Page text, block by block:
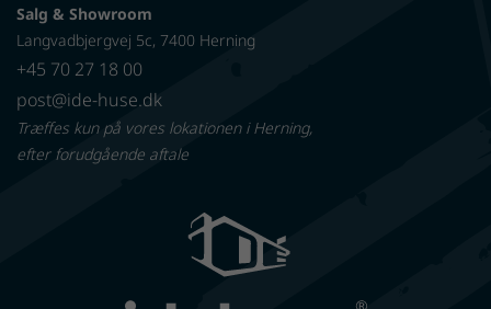
Salg & Showroom
Langvadbjergvej 5c, 7400 Herning
+45 70 27 18 00
post@ide-huse.dk
Træffes kun på vores lokationen i Herning,
efter forudgående aftale